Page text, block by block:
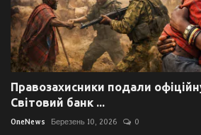
Правозахисники подали
Світовий банк ...
OneNews Березень 10, 2026 0